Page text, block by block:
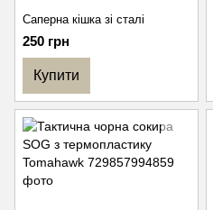
Саперна кішка зі сталі
250 грн
Купити